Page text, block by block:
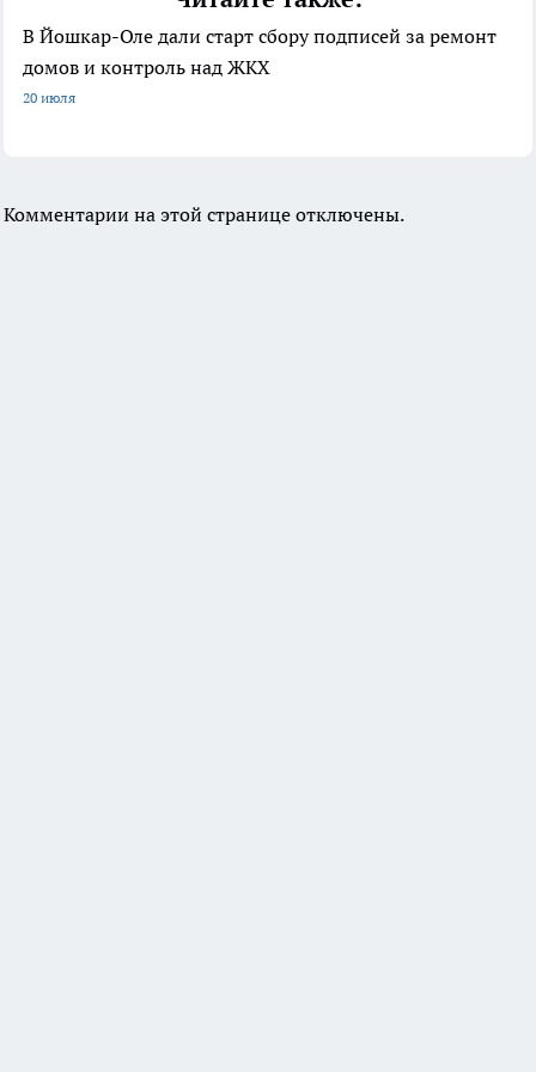
В Йошкар-Оле дали старт сбору подписей за ремонт
домов и контроль над ЖКХ
20 июля
Комментарии на этой странице отключены.